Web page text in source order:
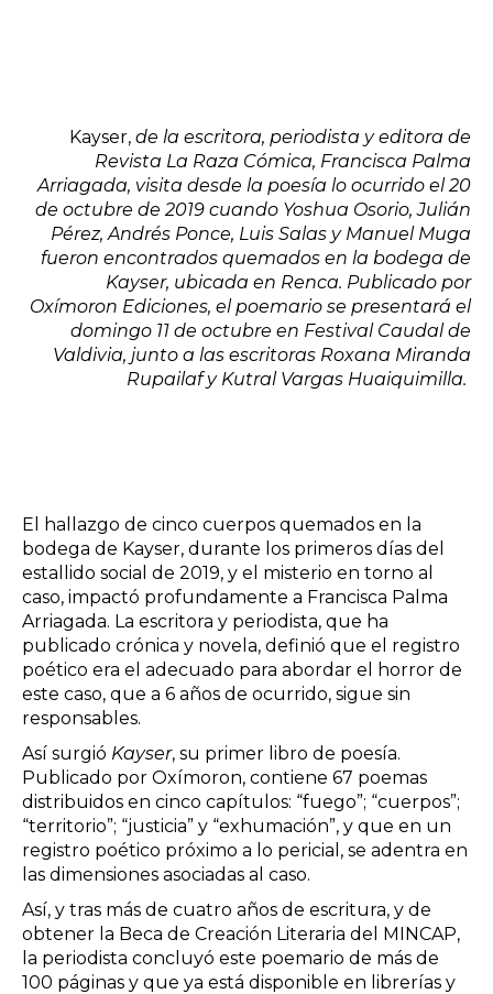
Kayser, de la escritora, periodista y editora de
Revista La Raza Cómica, Francisca Palma
Arriagada, visita desde la poesía lo ocurrido el 20
de octubre de 2019 cuando Yoshua Osorio, Julián
Pérez, Andrés Ponce, Luis Salas y Manuel Muga
fueron encontrados quemados en la bodega de
Kayser, ubicada en Renca. Publicado por
Oxímoron Ediciones, el poemario se presentará el
domingo 11 de octubre en Festival Caudal de
Valdivia, junto a las escritoras Roxana Miranda
Rupailaf y Kutral Vargas Huaiquimilla.
El hallazgo de cinco cuerpos quemados en la
bodega de Kayser, durante los primeros días del
estallido social de 2019, y el misterio en torno al
caso, impactó profundamente a Francisca Palma
Arriagada. La escritora y periodista, que ha
publicado crónica y novela, definió que el registro
poético era el adecuado para abordar el horror de
este caso, que a 6 años de ocurrido, sigue sin
responsables.
Así surgió Kayser, su primer libro de poesía.
Publicado por Oxímoron, contiene 67 poemas
distribuidos en cinco capítulos: “fuego”; “cuerpos”;
“territorio”; “justicia” y “exhumación”, y que en un
registro poético próximo a lo pericial, se adentra en
las dimensiones asociadas al caso.
Así, y tras más de cuatro años de escritura, y de
obtener la Beca de Creación Literaria del MINCAP,
la periodista concluyó este poemario de más de
100 páginas y que ya está disponible en librerías y